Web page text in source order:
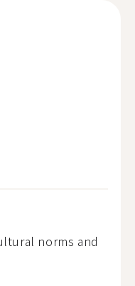
norms and